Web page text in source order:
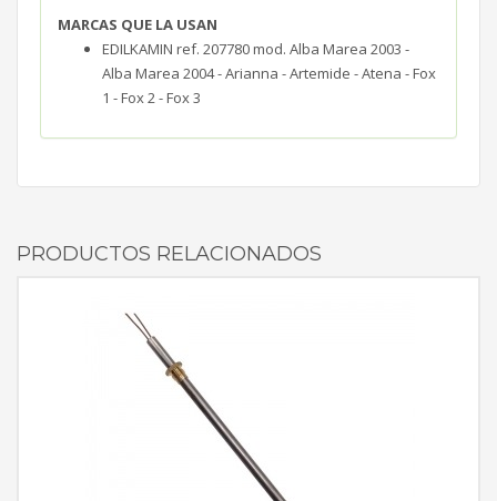
MARCAS QUE LA USAN
EDILKAMIN ref. 207780 mod. Alba Marea 2003 -
Alba Marea 2004 - Arianna - Artemide - Atena - Fox
1 - Fox 2 - Fox 3
PRODUCTOS RELACIONADOS